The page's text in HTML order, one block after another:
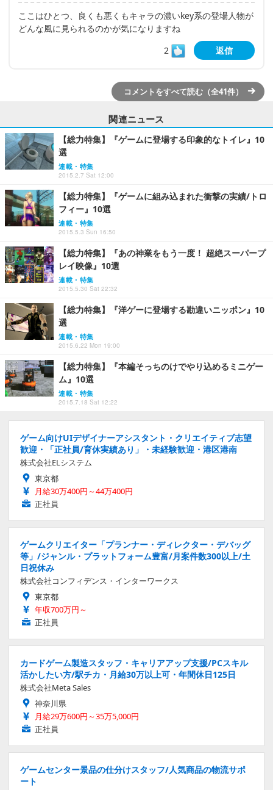
ここはひとつ、良くも悪くもキャラの濃いkey系の登場人物が
どんな風に見られるのかが気になりますね
2
返信
コメントをすべて読む（全41件）
関連ニュース
【総力特集】『ゲームに登場する印象的なトイレ』10
選
連載・特集
2015.2.7 Sat 12:00
【総力特集】『ゲームに組み込まれた衝撃の実績/トロ
フィー』10選
連載・特集
2015.5.3 Sun 16:50
【総力特集】『あの神業をもう一度！ 超絶スーパープ
レイ映像』10選
連載・特集
2015.5.30 Sat 22:32
【総力特集】『洋ゲーに登場する勘違いニッポン』10
選
連載・特集
2015.6.22 Mon 19:00
【総力特集】『本編そっちのけでやり込めるミニゲー
ム』10選
連載・特集
2015.7.18 Sat 12:22
ゲーム向けUIデザイナーアシスタント・クリエイティブ志望
歓迎・「正社員/育休実績あり」・未経験歓迎・港区港南
株式会社ELシステム
東京都
月給30万400円～44万400円
正社員
ゲームクリエイター「プランナー・ディレクター・デバッグ
等」/ジャンル・プラットフォーム豊富/月案件数300以上/土
日祝休み
株式会社コンフィデンス・インターワークス
東京都
年収700万円～
正社員
カードゲーム製造スタッフ・キャリアアップ支援/PCスキル
活かしたい方/駅チカ・月給30万以上可・年間休日125日
株式会社Meta Sales
神奈川県
月給29万600円～35万5,000円
正社員
ゲームセンター景品の仕分けスタッフ/人気商品の物流サポ
ート